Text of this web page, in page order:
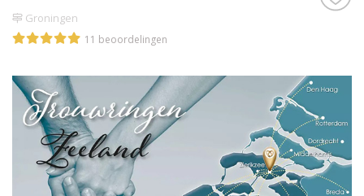
Groningen
11 beoordelingen